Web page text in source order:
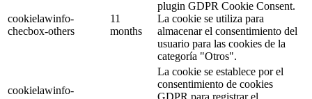
cookielawinfo-
checbox-others
11
months
plugin GDPR Cookie Consent.
La cookie se utiliza para
almacenar el consentimiento del
usuario para las cookies de la
categoría "Otros".
cookielawinfo-
La cookie se establece por el
consentimiento de cookies